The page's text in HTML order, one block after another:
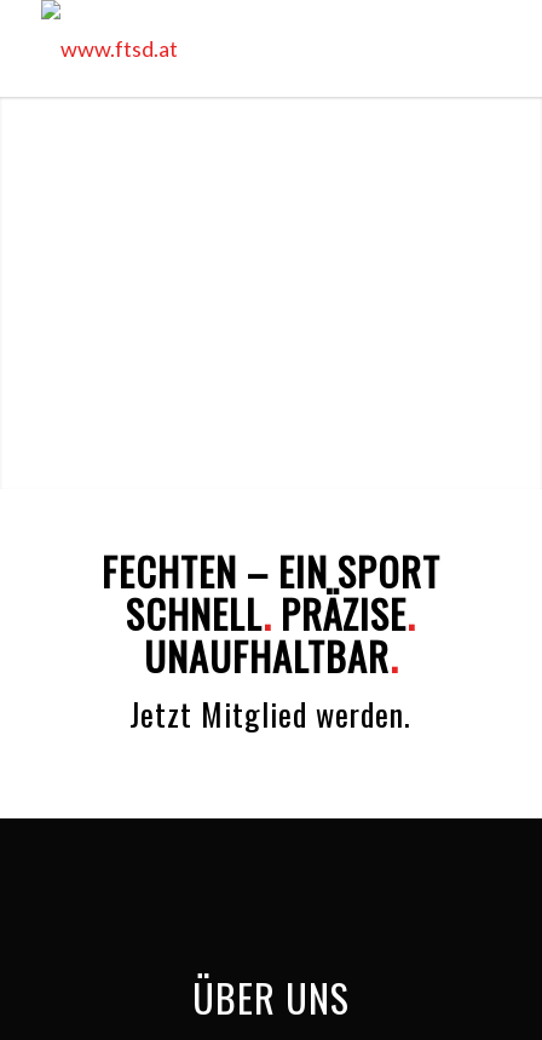
FECHTEN – EIN SPORT
SCHNELL. PRÄZISE.
UNAUFHALTBAR.
Jetzt Mitglied werden.
ÜBER UNS